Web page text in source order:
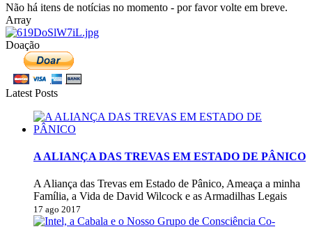
Não há itens de notícias no momento - por favor volte em breve.
Array
Doação
Latest Posts
A ALIANÇA DAS TREVAS EM ESTADO DE PÂNICO
A Aliança das Trevas em Estado de Pânico, Ameaça a minha
Família, a Vida de David Wilcock e as Armadilhas Legais
17 ago 2017